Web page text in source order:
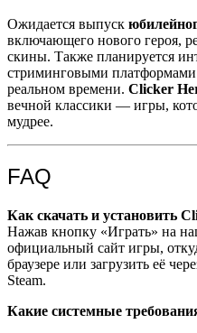
Ожидается выпуск
включающего нового героя,
скины. Также планируется
стриминговыми платформами
реальном времени. Clicker
вечной классики — игры,
мудрее.
FAQ
Как скачать и установить
Нажав кнопку «Играть» на
официальный сайт игры,
браузере или загрузить её
Steam.
Какие системные